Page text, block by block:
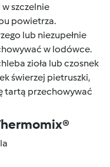
szczelnie
powietrza.
lub niezupełnie
w lodówce.
zioła lub czosnek
świerzej pietruszki,
tartą przechowywać